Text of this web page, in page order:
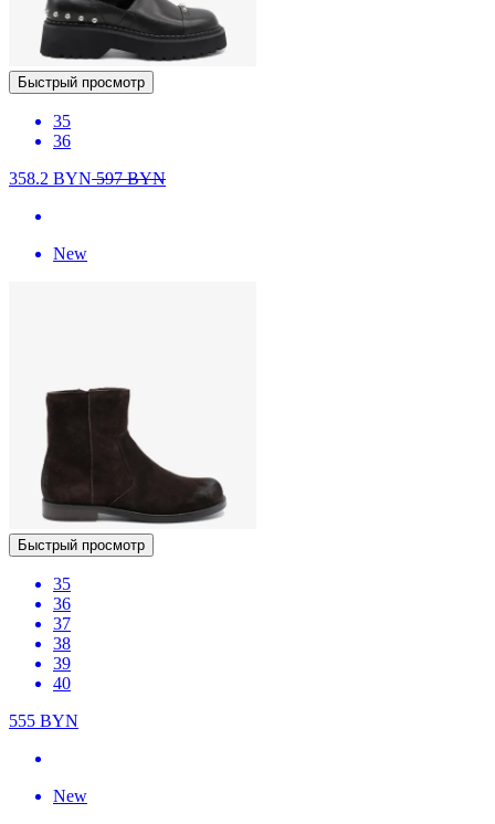
Быстрый просмотр
35
36
358.2 BYN597BYN
New
Быстрый просмотр
35
36
37
38
39
40
555 BYN
New